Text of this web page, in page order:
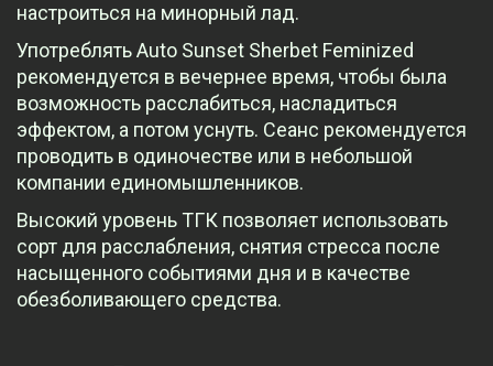
настроиться на минорный лад.
Употреблять Auto Sunset Sherbet Feminized
рекомендуется в вечернее время, чтобы была
возможность расслабиться, насладиться
эффектом, а потом уснуть. Сеанс рекомендуется
проводить в одиночестве или в небольшой
компании единомышленников.
Высокий уровень ТГК позволяет использовать
сорт для расслабления, снятия стресса после
насыщенного событиями дня и в качестве
обезболивающего средства.